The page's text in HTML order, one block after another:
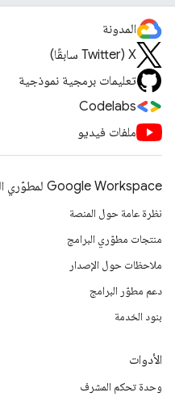
المدونة
‫X ‏(Twitter سابقًا)
تعليمات برمجية نموذجية
Codelabs
ملفات فيديو
Google Workspace لمطوّري البرامج
نظرة عامة حول المنصة
منتجات مطوّري البرامج
ملاحظات حول الإصدار
دعم مطوّر البرامج
بنود الخدمة
الأدوات
وحدة تحكم المشرف